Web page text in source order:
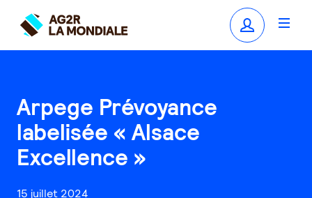
Arpege Prévoyance
labelisée « Alsace
Excellence »
15 juillet 2024